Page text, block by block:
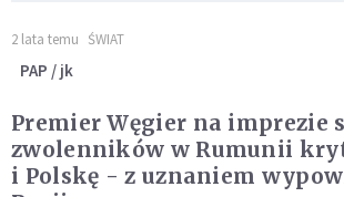
2 lata temu ŚWIAT
PAP / jk
Premier Węgier na imprezie
zwolenników w Rumunii
i Polskę - z uznaniem